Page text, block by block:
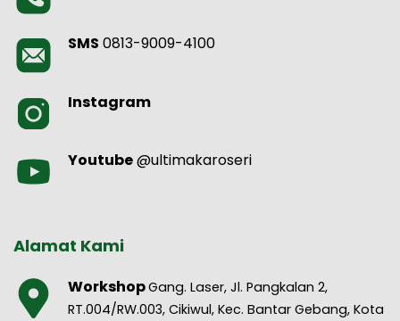
SMS 0813-9009-4100
Instagram
Youtube@ultimakaroseri
Alamat Kami
WorkshopGang. Laser, Jl. Pangkalan 2,
RT.004/RW.003, Cikiwul, Kec. Bantar Gebang, Kota